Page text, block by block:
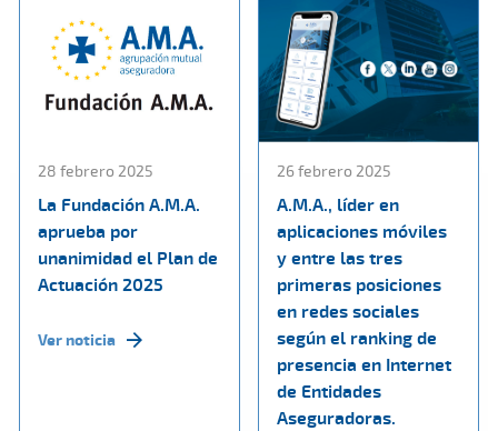
28 febrero 2025
La Fundación A.M.A.
aprueba por
unanimidad el Plan de
Actuación 2025
Ver noticia
26 febrero 2025
A.M.A., líder en
aplicaciones móviles
y entre las tres
primeras posiciones
en redes sociales
según el ranking de
presencia en Internet
de Entidades
Aseguradoras.